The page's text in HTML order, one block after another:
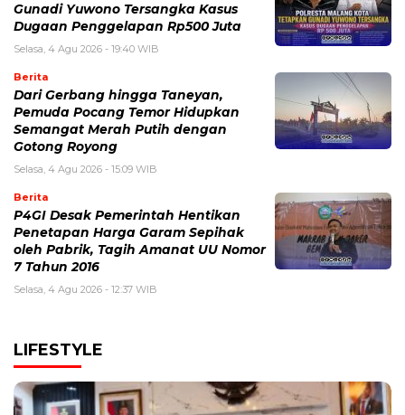
Gunadi Yuwono Tersangka Kasus
Dugaan Penggelapan Rp500 Juta
Selasa, 4 Agu 2026 - 19:40 WIB
Berita
Dari Gerbang hingga Taneyan,
Pemuda Pocang Temor Hidupkan
Semangat Merah Putih dengan
Gotong Royong
Selasa, 4 Agu 2026 - 15:09 WIB
Berita
P4GI Desak Pemerintah Hentikan
Penetapan Harga Garam Sepihak
oleh Pabrik, Tagih Amanat UU Nomor
7 Tahun 2016
Selasa, 4 Agu 2026 - 12:37 WIB
LIFESTYLE